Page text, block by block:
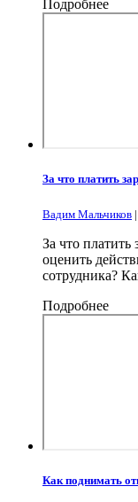
Подробнее
За что платить
Вадим Мальчиков |
За что
оценить
сотрудника?
Подробнее
Как поднимать